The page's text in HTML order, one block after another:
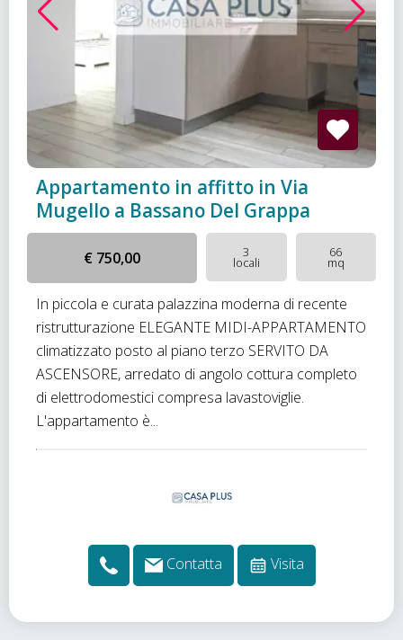
Appartamento in affitto in Via
Mugello a Bassano Del Grappa
€ 750,00 3
locali
66
mq
In piccola e curata palazzina moderna di recente
ristrutturazione ELEGANTE MIDI-APPARTAMENTO
climatizzato posto al piano terzo SERVITO DA
ASCENSORE, arredato di angolo cottura completo
di elettrodomestici compresa lavastoviglie.
L'appartamento è...
Contatta Visita